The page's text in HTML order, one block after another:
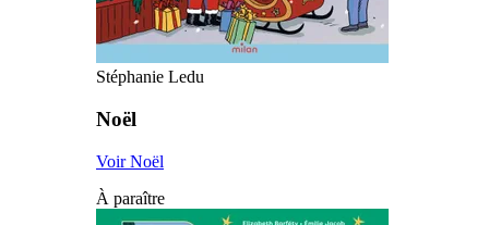
Stéphanie Ledu
Noël
Voir Noël
À paraître